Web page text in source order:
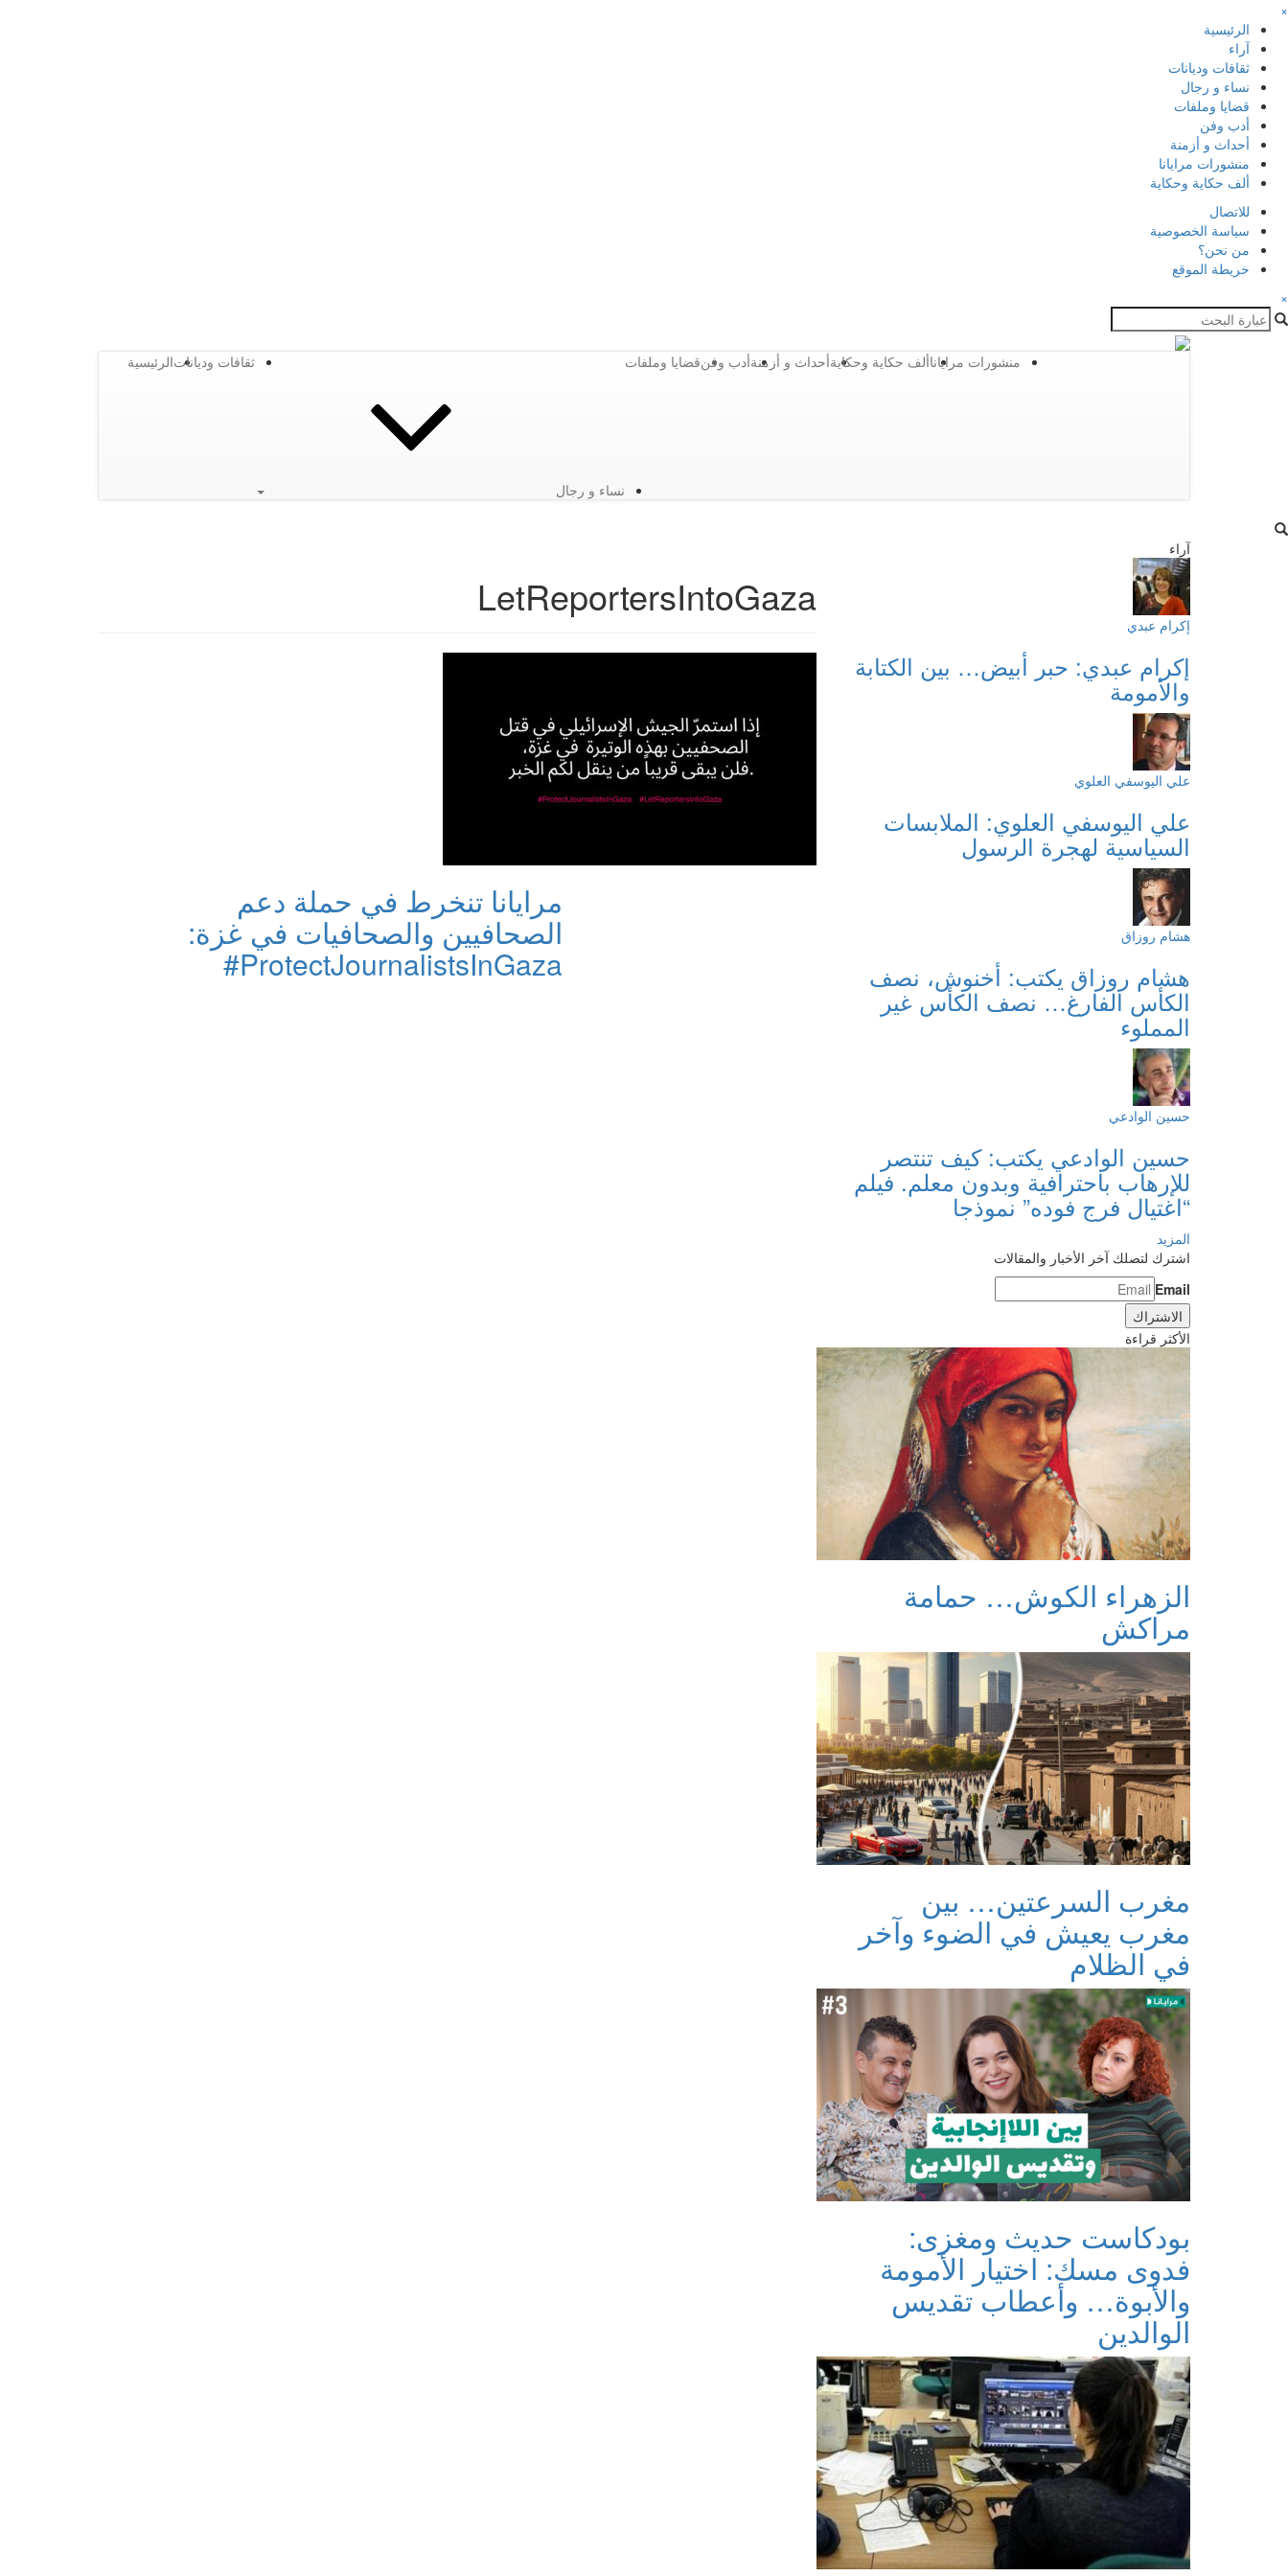
×
الرئيسية
آراء
ثقافات وديانات
نساء و رجال
قضايا وملفات
أدب وفن
أحداث و أزمنة
منشورات مرايانا
ألف حكاية وحكاية
للاتصال
سياسة الخصوصية
من نحن؟
خريطة الموقع
×
الرئيسيةثقافات وديانات
نساء و رجال
قضايا وملفاتأدب وفنأحداث و أزمنةألف حكاية وحكايةمنشورات مرايانا
LetReportersIntoGaza
مرايانا تنخرط في حملة دعم
الصحافيين والصحافيات في غزة:
ProtectJournalistsInGaza#
آراء
إكرام عبدي
إكرام عبدي: حبر أبيض… بين الكتابة
والأمومة
علي اليوسفي العلوي
علي اليوسفي العلوي: الملابسات
السياسية لهجرة الرسول
هشام روزاق
هشام روزاق يكتب: أخنوش، نصف
الكأس الفارغ… نصف الكأس غير
المملوء
حسين الوادعي
حسين الوادعي يكتب: كيف تنتصر
للإرهاب باحترافية وبدون معلم. فيلم
“اغتيال فرج فوده” نموذجا
المزيد
اشترك لتصلك آخر الأخبار والمقالات
Email
الأكثر قراءة
الزهراء الكوش… حمامة
مراكش
مغرب السرعتين… بين
مغرب يعيش في الضوء وآخر
في الظلام
بودكاست حديث ومغزى:
فدوى مسك: اختيار الأمومة
والأبوة… وأعطاب تقديس
الوالدين